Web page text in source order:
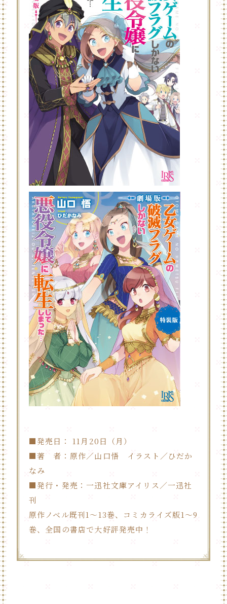
■発売日： 11月20日（月）
■著 者：原作／山口悟 イラスト／ひだか
なみ
■発行・発売：一迅社文庫アイリス／一迅社
刊
原作ノベル既刊1～13巻、コミカライズ版1～9
巻、全国の書店で大好評発売中！